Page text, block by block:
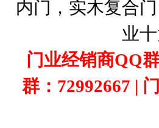
内门，实木复合
业
门业经销商QQ
群：72992667 |